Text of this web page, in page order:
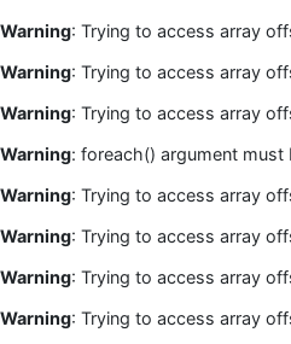
Warning: Trying to access array
Warning: Trying to access array
Warning: Trying to access array
Warning: foreach() argument
Warning: Trying to access array
Warning: Trying to access array
Warning: Trying to access array
Warning: Trying to access array